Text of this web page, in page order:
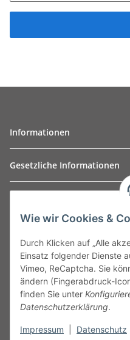
Informationen
Gesetzliche Informationen
Leibnizstraße 2a
Germany
Phone:+49 40 5287270
Fax:+49 40 5281050
Email:sales@tow-
Wie wir Cookies &
Durch Klicken auf „Alle
Einsatz folgender Dienste
Vimeo, ReCaptcha. Sie
ändern (Fingerabdruck-
finden Sie unter
Datenschutzerklärung.
Impressum Datenschutz